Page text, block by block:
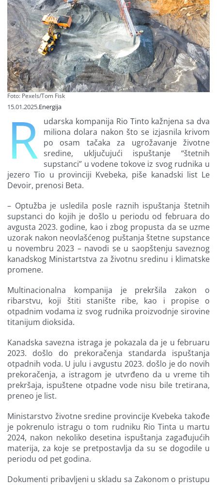
Finansiranje
O nama
Foto: Pexels/Tom Fisk
15.01.2025.Energija
R udarska kompanija Rio Tinto kažnjena sa dva
miliona dolara nakon što se izjasnila krivom
po osam tačaka za ugrožavanje životne
sredine, uključujući ispuštanje “štetnih
supstanci” u vodene tokove iz svog rudnika u
jezero Tio u provinciji Kvebeka, piše kanadski list Le
Devoir, prenosi Beta.
– Optužba je usledila posle raznih ispuštanja štetnih
supstanci do kojih je došlo u periodu od februara do
avgusta 2023. godine, kao i zbog propusta da se uzme
uzorak nakon neovlašćenog puštanja štetne supstance
u novembru 2023 – navodi se u saopštenju saveznog
kanadskog Ministartstva za životnu sredinu i klimatske
promene.
Multinacionalna kompanija je prekršila zakon o
ribarstvu, koji štiti stanište ribe, kao i propise o
otpadnim vodama iz svog rudnika proizvodnje sirovine
titanijum dioksida.
Kanadska savezna istraga je pokazala da je u februaru
2023. došlo do prekoračenja standarda ispuštanja
otpadnih voda. U julu i avgustu 2023. došlo je do novih
prekoračenja, a istragom je utvrđeno da u vreme tih
prekršaja, ispuštene otpadne vode nisu bile tretirana,
preneo je list.
Ministarstvo životne sredine provincije Kvebeka takođe
je pokrenulo istragu o tom rudniku Rio Tinta u martu
2024, nakon nekoliko desetina ispuštanja zagađujućih
materija, za koje se pretpostavlja da su se dogodile u
periodu od pet godina.
Dokumenti pribavljeni u skladu sa Zakonom o pristupu